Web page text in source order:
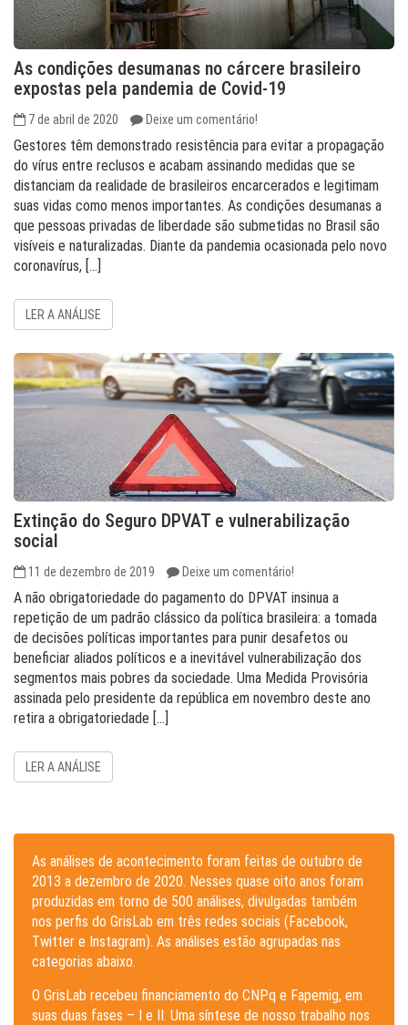
As condições desumanas no cárcere brasileiro
expostas pela pandemia de Covid-19
7 de abril de 2020 Deixe um comentário!
Gestores têm demonstrado resistência para evitar a propagação
do vírus entre reclusos e acabam assinando medidas que se
distanciam da realidade de brasileiros encarcerados e legitimam
suas vidas como menos importantes. As condições desumanas a
que pessoas privadas de liberdade são submetidas no Brasil são
visíveis e naturalizadas. Diante da pandemia ocasionada pelo novo
coronavírus, […]
LER A ANÁLISE
Extinção do Seguro DPVAT e vulnerabilização
social
11 de dezembro de 2019 Deixe um comentário!
A não obrigatoriedade do pagamento do DPVAT insinua a
repetição de um padrão clássico da política brasileira: a tomada
de decisões políticas importantes para punir desafetos ou
beneficiar aliados políticos e a inevitável vulnerabilização dos
segmentos mais pobres da sociedade. Uma Medida Provisória
assinada pelo presidente da república em novembro deste ano
retira a obrigatoriedade […]
LER A ANÁLISE
As análises de acontecimento foram feitas de outubro de
2013 a dezembro de 2020. Nesses quase oito anos foram
produzidas em torno de 500 análises, divulgadas também
nos perfis do GrisLab em três redes sociais (Facebook,
Twitter e Instagram). As análises estão agrupadas nas
categorias abaixo.
O GrisLab recebeu financiamento do CNPq e Fapemig, em
suas duas fases – I e II. Uma síntese de nosso trabalho nos